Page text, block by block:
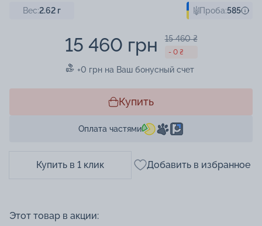
Вес:2.62 г Проба:585
15 460 грн 15 460 ₴
- 0 ₴
+0 грн на Ваш бонусный счет
Купить
Оплата частями
Купить в 1 клик Добавить в избранное
Этот товар в акции: